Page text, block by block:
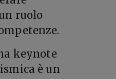
ruolo
keynote
è un